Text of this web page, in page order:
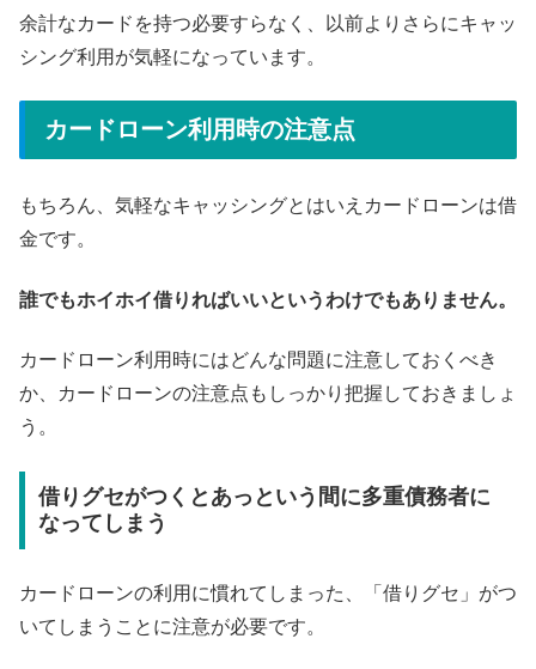
余計なカードを持つ必要すらなく、以前よりさらにキャッ
シング利用が気軽になっています。
カードローン利用時の注意点
もちろん、気軽なキャッシングとはいえカードローンは借
金です。
誰でもホイホイ借りればいいというわけでもありません。
カードローン利用時にはどんな問題に注意しておくべき
か、カードローンの注意点もしっかり把握しておきましょ
う。
借りグセがつくとあっという間に多重債務者に
なってしまう
カードローンの利用に慣れてしまった、「借りグセ」がつ
いてしまうことに注意が必要です。